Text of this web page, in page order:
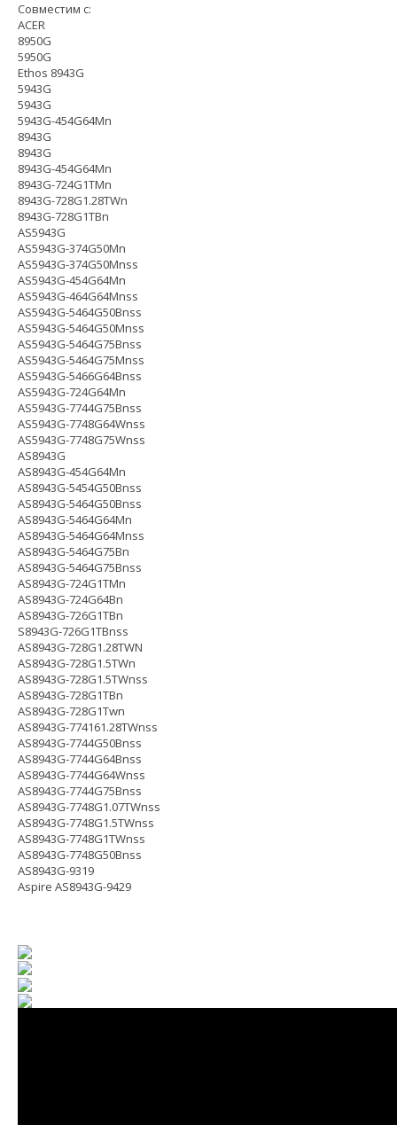
Совместим с:
ACER
8950G
5950G
Ethos 8943G
5943G
5943G
5943G-454G64Mn
8943G
8943G
8943G-454G64Mn
8943G-724G1TMn
8943G-728G1.28TWn
8943G-728G1TBn
AS5943G
AS5943G-374G50Mn
AS5943G-374G50Mnss
AS5943G-454G64Mn
AS5943G-464G64Mnss
AS5943G-5464G50Bnss
AS5943G-5464G50Mnss
AS5943G-5464G75Bnss
AS5943G-5464G75Mnss
AS5943G-5466G64Bnss
AS5943G-724G64Mn
AS5943G-7744G75Bnss
AS5943G-7748G64Wnss
AS5943G-7748G75Wnss
AS8943G
AS8943G-454G64Mn
AS8943G-5454G50Bnss
AS8943G-5464G50Bnss
AS8943G-5464G64Mn
AS8943G-5464G64Mnss
AS8943G-5464G75Bn
AS8943G-5464G75Bnss
AS8943G-724G1TMn
AS8943G-724G64Bn
AS8943G-726G1TBn
S8943G-726G1TBnss
AS8943G-728G1.28TWN
AS8943G-728G1.5TWn
AS8943G-728G1.5TWnss
AS8943G-728G1TBn
AS8943G-728G1Twn
AS8943G-774161.28TWnss
AS8943G-7744G50Bnss
AS8943G-7744G64Bnss
AS8943G-7744G64Wnss
AS8943G-7744G75Bnss
AS8943G-7748G1.07TWnss
AS8943G-7748G1.5TWnss
AS8943G-7748G1TWnss
AS8943G-7748G50Bnss
AS8943G-9319
Aspire AS8943G-9429